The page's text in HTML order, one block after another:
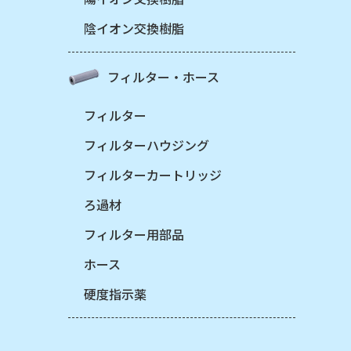
陰イオン交換樹脂
フィルター・ホース
フィルター
フィルターハウジング
フィルターカートリッジ
ろ過材
フィルター用部品
ホース
硬度指示薬